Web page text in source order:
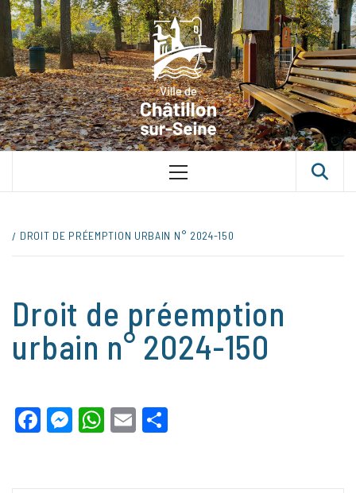
Skip
content
VILLE
SUR-SEINE
UNE VILLE DANS UN PARC
Primary
DROIT DE PRÉEMPTION URBAIN N° 2024-150
Droit de préemption
urbain n° 2024-150
Facebook
Messenger
WhatsApp
Email